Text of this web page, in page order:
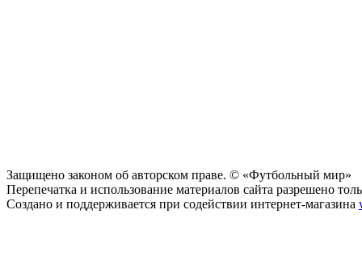
Защищено законом об авторском праве. © «Футбольный мир»
Перепечатка и использование материалов сайта разрешено
Создано и поддерживается при содействии интернет-магазина